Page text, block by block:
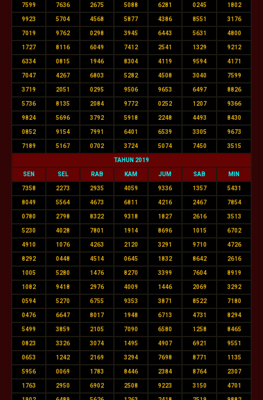
7599 7636 2675 5088 6281 0245 1802
9923 5704 4568 5877 4386 8551 3176
7019 9762 0298 3945 6443 5631 4800
1727 8116 6049 7412 2541 1329 9212
6334 0815 1946 8304 4119 9594 4171
7047 4267 6803 5282 4508 3040 7599
3719 2051 0295 9506 9653 6497 8826
5736 8135 2084 9772 0252 1207 9366
9824 5696 3792 5918 2248 4493 8430
0852 9154 7991 6401 6539 3305 9673
7189 5167 0702 3724 5074 7450 3515
TAHUN 2019
SEN SEL RAB KAM JUM SAB MIN
7358 2273 2935 4059 9336 1357 5431
8049 5564 4673 6811 4216 2467 7854
0780 2798 8322 9318 1827 2616 3513
5230 4028 7801 1914 8696 1015 6702
4910 1076 4263 2120 3291 9710 4726
8292 0448 4514 0645 1832 8642 2616
1005 5280 1476 8270 3399 7604 8919
1082 9418 2976 4009 1446 2069 3292
0594 5270 6755 9353 3871 8522 7180
0476 6647 8017 1948 6713 4731 8294
5499 3859 2105 7090 6580 1258 8465
0823 3326 3074 1495 4907 6921 9551
0653 1242 2169 3294 7698 8771 1135
5956 0069 1783 8446 2384 8764 2307
1763 2950 6902 2508 9223 3150 4701